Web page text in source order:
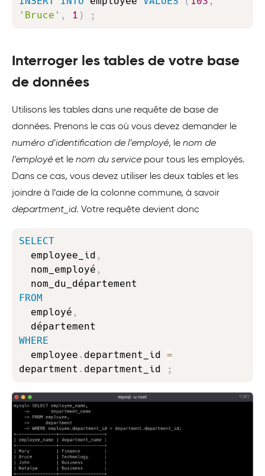
'Bruce' , 1 ) ;
Interroger les tables de votre base
de données
Utilisons les tables dans une requête de base de
données. Prenons le cas où vous devez demander le
numéro d’identification de l’employé, le nom de
l’employéet le nom du servicepour tous les employés.
Dans ce cas, vous devez utiliser les deux tables et les
joindre à l’aide de la colonne commune, à savoir
department_id. Votre requête devient donc
SELECT
  employee_id
,
  nom_employé
,
FROM
  employé
,
WHERE
  employee
. department_id =
department . department_id ;